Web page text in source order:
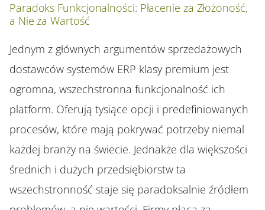
Paradoks Funkcjonalności: Płacenie za Złożoność,
a Nie za Wartość
Jednym z głównych argumentów sprzedażowych
dostawców systemów ERP klasy premium jest
ogromna, wszechstronna funkcjonalność ich
platform. Oferują tysiące opcji i predefiniowanych
procesów, które mają pokrywać potrzeby niemal
każdej branży na świecie. Jednakże dla większości
średnich i dużych przedsiębiorstw ta
wszechstronność staje się paradoksalnie źródłem